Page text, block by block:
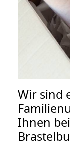
Wir sind
Ihnen